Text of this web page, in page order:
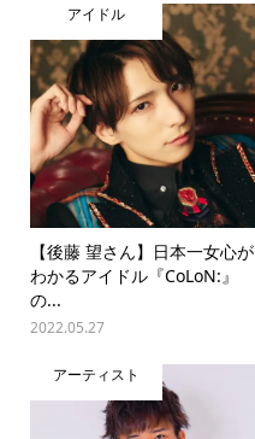
アイドル
【後藤 望さん】日本一女心が
わかるアイドル『CoLoN:』
の...
2022.05.27
アーティスト